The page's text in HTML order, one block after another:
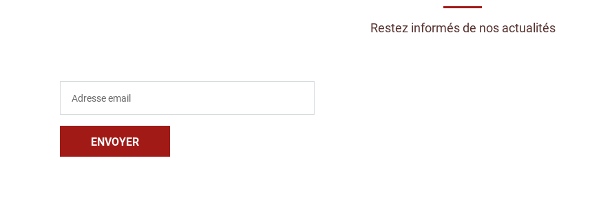
Restez informés de nos actualités